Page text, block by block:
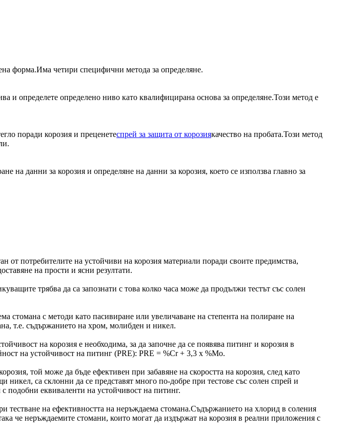
форма.Има четири специфични метода за определяне.
и определете определено ниво като квалифицирана основа за определяне.Този метод е
поради корозия и преценетеспрей за защита от корозиякачество на пробата.Този метод
на данни за корозия и определяне на данни за корозия, което се използва главно за
от потребителите на устойчиви на корозия материали поради своите предимства,
на прости и ясни резултати.
трябва да са запознати с това колко часа може да продължи тестът със солен
стомана с методи като пасивиране или увеличаване на степента на полиране на
т.е. съдържанието на хром, молибден и никел.
на корозия е необходима, за да започне да се появява питинг и корозия в
на устойчивост на питинг (PRE): PRE = %Cr + 3,3 x %Mo.
той може да бъде ефективен при забавяне на скоростта на корозия, след като
са склонни да се представят много по-добре при тестове със солен спрей и
подобни еквиваленти на устойчивост на питинг.
тестване на ефективността на неръждаема стомана.Съдържанието на хлорид в соления
че неръждаемите стомани, които могат да издържат на корозия в реални приложения с